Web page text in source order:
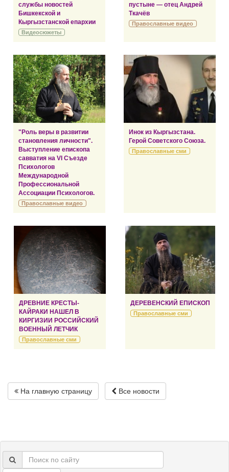
службы новостей
Бишкекской и
Кыргызстанской епархии
Видеосюжеты
пустыне — отец Андрей
Ткачёв
Православные видео
"Роль веры в развитии
становления личности".
Выступление епископа
савватия на VI Съезде
Психологов
Международной
Профессиональной
Ассоциации Психологов.
Православные видео
Инок из Кыргызстана.
Герой Советского Союза.
Православные сми
ДРЕВНИЕ КРЕСТЫ-
КАЙРАКИ НАШЕЛ В
КИРГИЗИИ РОССИЙСКИЙ
ВОЕННЫЙ ЛЕТЧИК
Православные сми
ДЕРЕВЕНСКИЙ ЕПИСКОП
Православные сми
На главную страницу Все новости